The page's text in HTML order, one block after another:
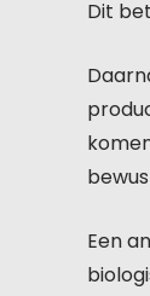
Dit
Een